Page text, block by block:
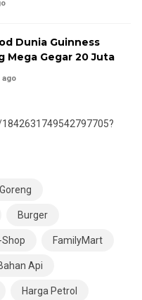
Dunia Guinness
Mega Gegar 20 Juta
ago
Burger
Shop FamilyMart
Api
Harga Petrol